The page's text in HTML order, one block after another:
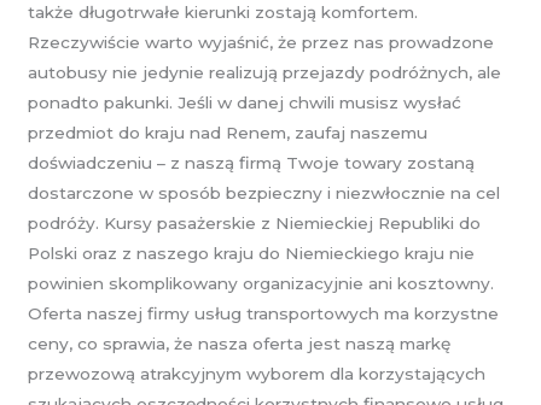
także długotrwałe kierunki zostają komfortem.
Rzeczywiście warto wyjaśnić, że przez nas prowadzone
autobusy nie jedynie realizują przejazdy podróżnych, ale
ponadto pakunki. Jeśli w danej chwili musisz wysłać
przedmiot do kraju nad Renem, zaufaj naszemu
doświadczeniu – z naszą firmą Twoje towary zostaną
dostarczone w sposób bezpieczny i niezwłocznie na cel
podróży. Kursy pasażerskie z Niemieckiej Republiki do
Polski oraz z naszego kraju do Niemieckiego kraju nie
powinien skomplikowany organizacyjnie ani kosztowny.
Oferta naszej firmy usług transportowych ma korzystne
ceny, co sprawia, że nasza oferta jest naszą markę
przewozową atrakcyjnym wyborem dla korzystających